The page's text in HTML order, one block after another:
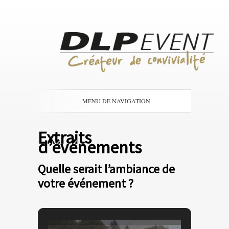
MENU DE NAVIGATION
Extraits
d’événements
Quelle serait l’ambiance de
votre événement ?